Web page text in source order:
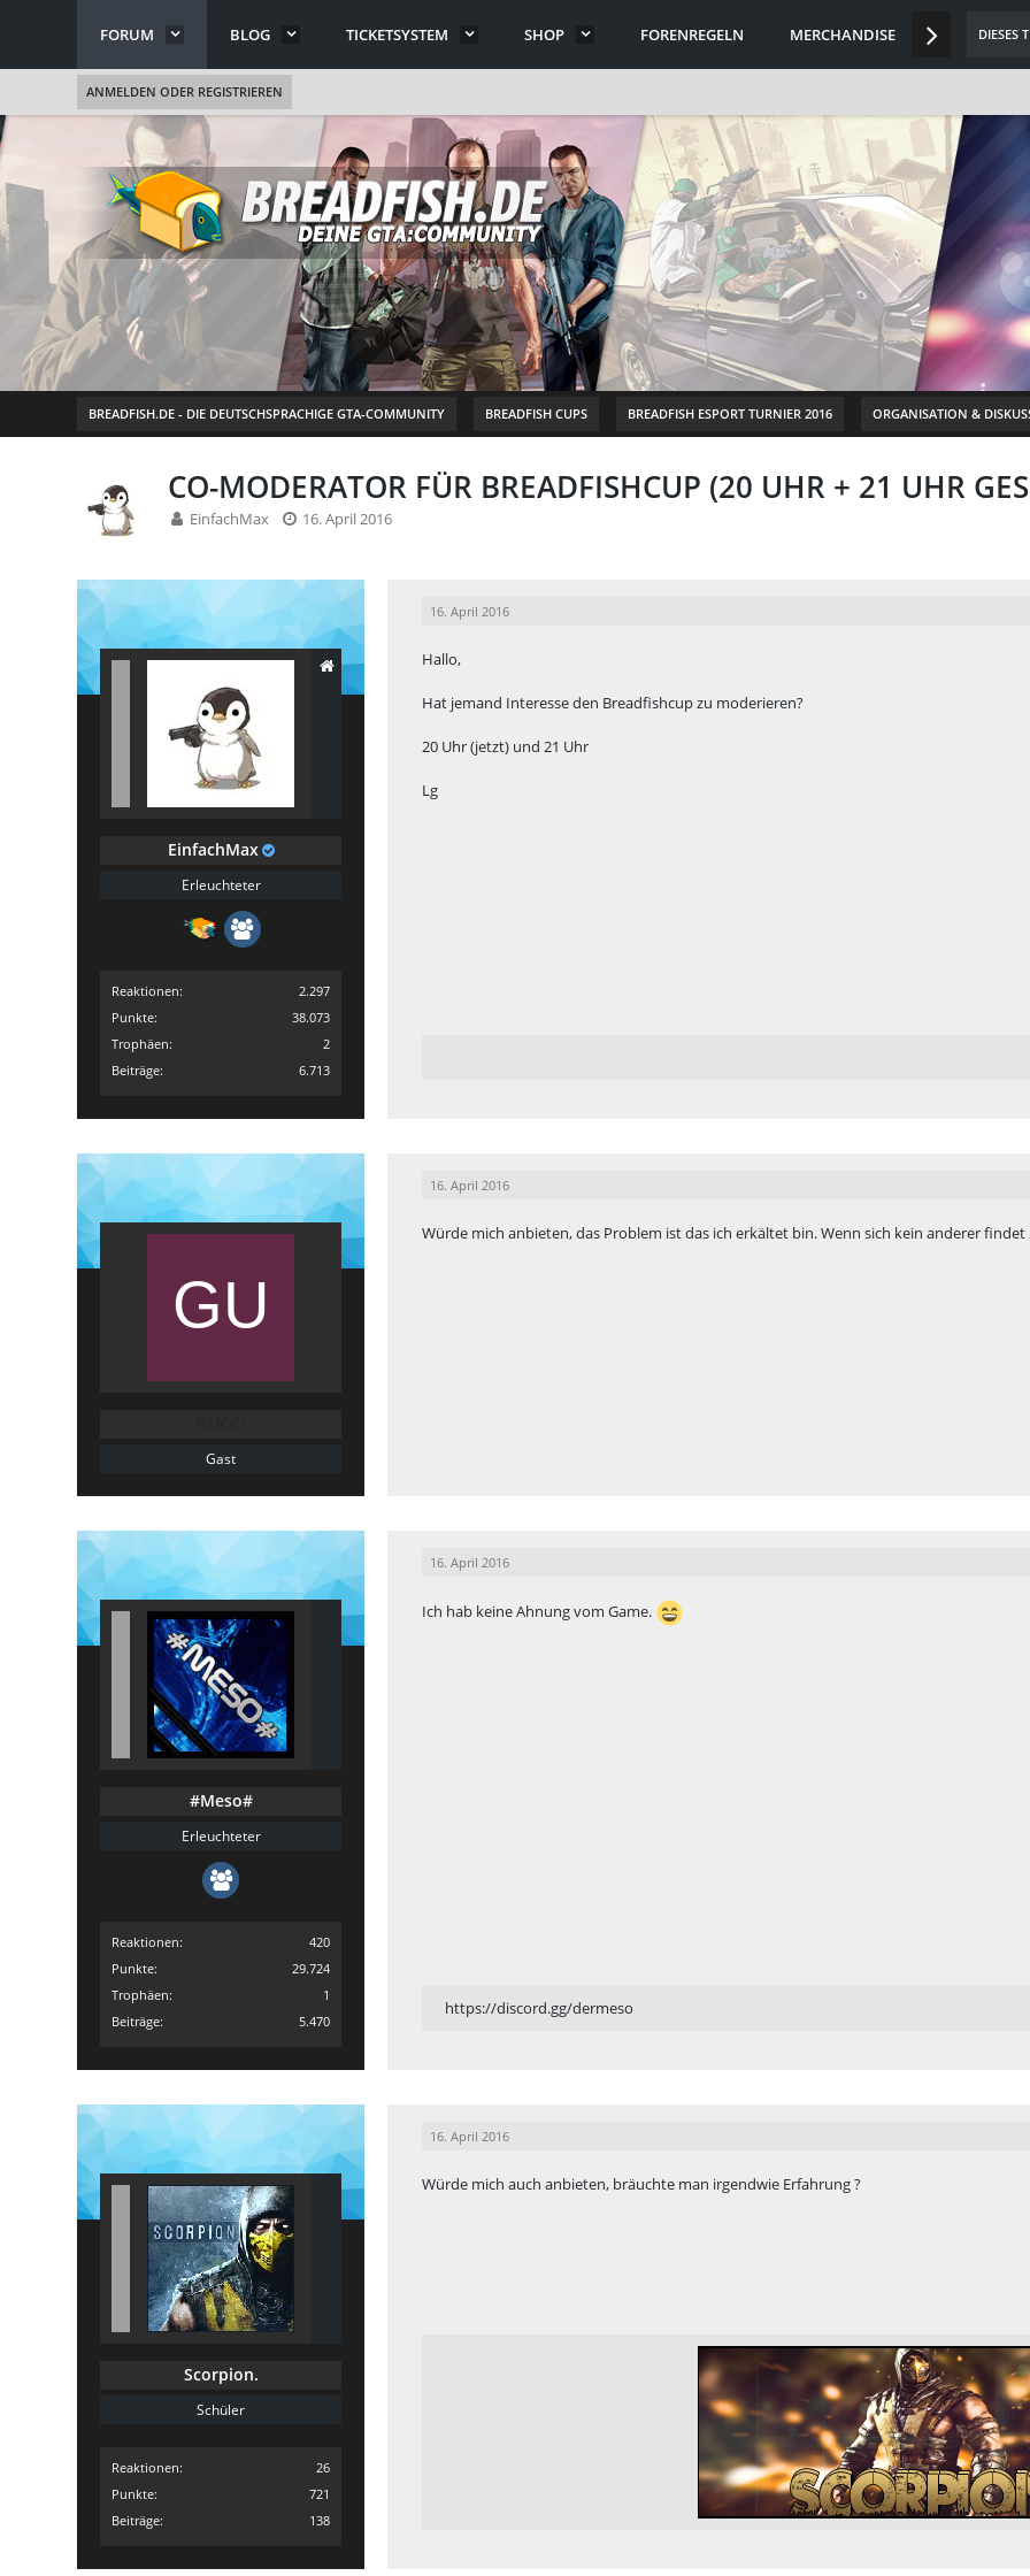
FORUM BLOG TICKETSYSTEM SHOP FORENREGELN MERCHANDISE DISCORD
DIESES
ANMELDEN ODER REGISTRIEREN
BREADFISH.DE - DIE DEUTSCHSPRACHIGE GTA-COMMUNITY BREADFISH CUPS BREADFISH ESPORT TURNIER 2016 ORGANISATION &
CO-MODERATOR FÜR BREADFISHCUP (20 UHR + 21 UHR
EinfachMax 16. April 2016
EinfachMax
Erleuchteter
Reaktionen
2.297
Punkte
38.073
Trophäen
2
Beiträge
6.713
16. April 2016
Hallo,
Hat jemand Interesse den Breadfishcup zu moderieren?
20 Uhr (jetzt) und 21 Uhr
Lg
Gast
16. April 2016
Würde mich anbieten, das Problem ist das ich erkältet bin. Wenn sich kein anderer findet
#Meso#
Erleuchteter
Reaktionen
420
Punkte
29.724
Trophäen
1
Beiträge
5.470
16. April 2016
Ich hab keine Ahnung vom Game.
https://discord.gg/dermeso
Scorpion.
Schüler
Reaktionen
26
Punkte
721
Beiträge
138
16. April 2016
Würde mich auch anbieten, bräuchte man irgendwie Erfahrung ?